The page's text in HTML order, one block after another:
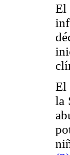
El
El
la